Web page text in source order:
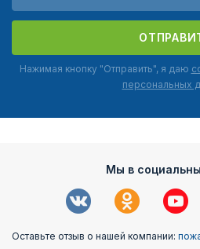
Нажимая кнопку "Отправить", я даю
персональных
Мы в
Оставьте отзыв о нашей компании: